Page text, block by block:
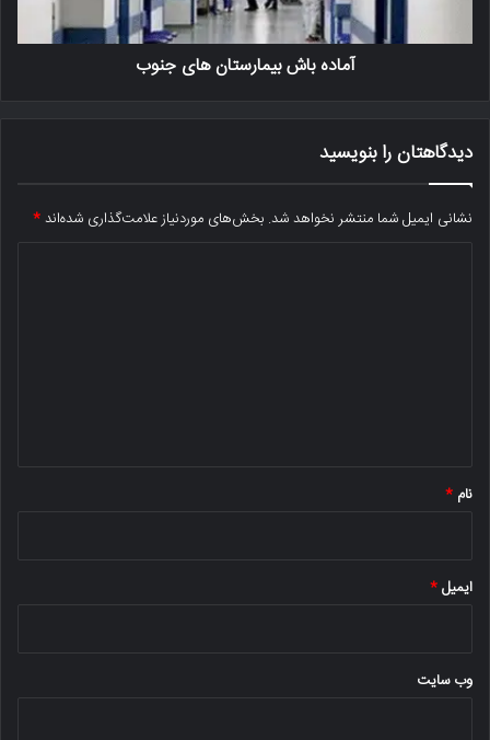
آماده باش بیمارستان های جنوب
دیدگاهتان را بنویسید
نشانی ایمیل شما منتشر نخواهد شد. بخش‌های موردنیاز علامت‌گذاری شده‌اند*
نام *
ایمیل*
وب‌ سایت